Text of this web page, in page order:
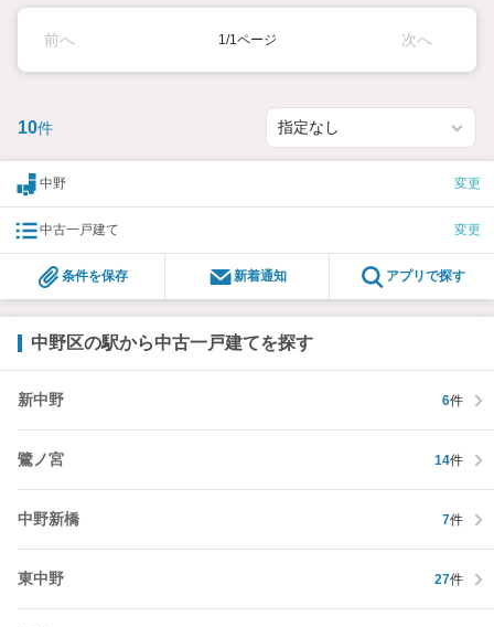
前へ 1/1ページ 次へ
10件
中野 変更
中古一戸建て 変更
条件を保存 新着通知 アプリで探す
中野区の駅から中古一戸建てを探す
新中野 6件
鷺ノ宮 14件
中野新橋 7件
東中野 27件